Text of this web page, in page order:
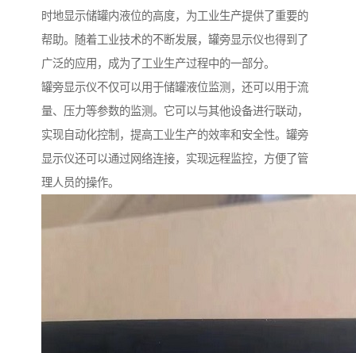
时地显示储罐内液位的高度，为工业生产提供了重要的
帮助。随着工业技术的不断发展，罐旁显示仪也得到了
广泛的应用，成为了工业生产过程中的一部分。
罐旁显示仪不仅可以用于储罐液位监测，还可以用于流
量、压力等参数的监测。它可以与其他设备进行联动，
实现自动化控制，提高工业生产的效率和安全性。罐旁
显示仪还可以通过网络连接，实现远程监控，方便了管
理人员的操作。